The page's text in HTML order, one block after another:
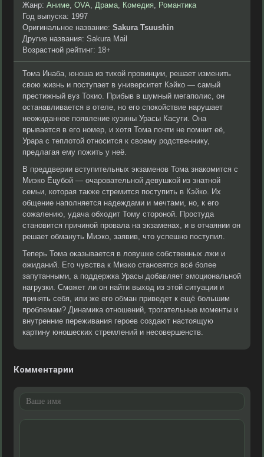
Жанр: Аниме, OVA, Драма, Комедия, Романтика
Год выпуска: 1997
Оригинальное название: Sakura Tsuushin
Другие названия: Sakura Mail
Возрастной рейтинг: 18+
Тома Инаба, юноша из тихой провинции, решает изменить
свою жизнь и поступает в университет Кэйко — самый
престижный вуз Токио. Прибыв в шумный мегаполис, он
останавливается в отеле, но его спокойствие нарушает
неожиданное появление кузины Урасы Касуги. Она
врывается в его номер, и хотя Тома почти не помнит её,
Урара с теплотой относится к своему родственнику,
предлагая ему пожить у неё.
В преддверии вступительных экзаменов Тома знакомится с
Миэко Ёцубой — очаровательной девушкой из знатной
семьи, которая также стремится поступить в Кэйко. Их
общение наполняется надеждами и мечтами, но, к его
сожалению, удача обходит Тому стороной. Простуда
становится причиной провала на экзаменах, и в отчаянии он
решает обмануть Миэко, заявив, что успешно поступил.
Теперь Тома оказывается в ловушке собственных лжи и
ожиданий. Его чувства к Миэко становятся всё более
запутанными, а поддержка Урасы добавляет эмоциональной
нагрузки. Сможет ли он найти выход из этой ситуации и
принять себя, или же его обман приведет к ещё большим
проблемам? Динамика отношений, трогательные моменты и
внутренние переживания героев создают настоящую
картину юношеских стремлений и несовершенств.
Комментарии